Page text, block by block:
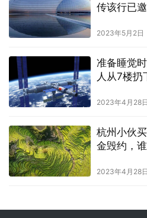
传该行已
2023年5月2日
准备睡觉
人从7楼扔
2023年4月28日
杭州小伙
金毁约，
2023年4月28日